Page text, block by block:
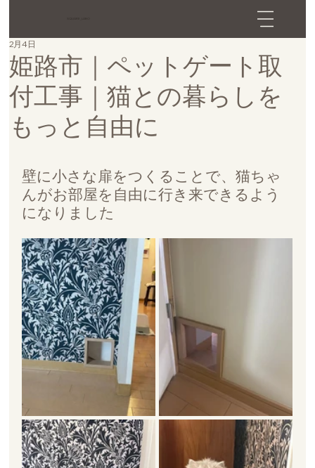
姫路市｜ペットゲート取
付工事｜猫との暮らしを
もっと自由に
2月4日
壁に小さな扉をつくることで、猫ちゃ
んがお部屋を自由に行き来できるよう
になりました